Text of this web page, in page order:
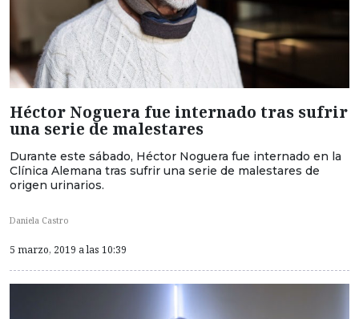
Héctor Noguera fue internado tras sufrir
una serie de malestares
Durante este sábado, Héctor Noguera fue internado en la
Clínica Alemana tras sufrir una serie de malestares de
origen urinarios.
Daniela Castro
5 marzo, 2019 a las 10:39